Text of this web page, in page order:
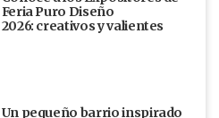
Feria Puro Diseño
2026: creativos y valientes
Un pequeño barrio inspirado